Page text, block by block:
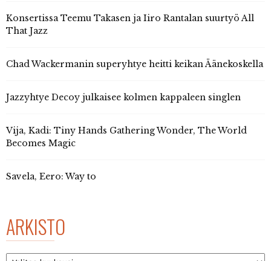
Konsertissa Teemu Takasen ja Iiro Rantalan suurtyö All
That Jazz
Chad Wackermanin superyhtye heitti keikan Äänekoskella
Jazzyhtye Decoy julkaisee kolmen kappaleen singlen
Vija, Kadi: Tiny Hands Gathering Wonder, The World
Becomes Magic
Savela, Eero: Way to
ARKISTO
Arkisto